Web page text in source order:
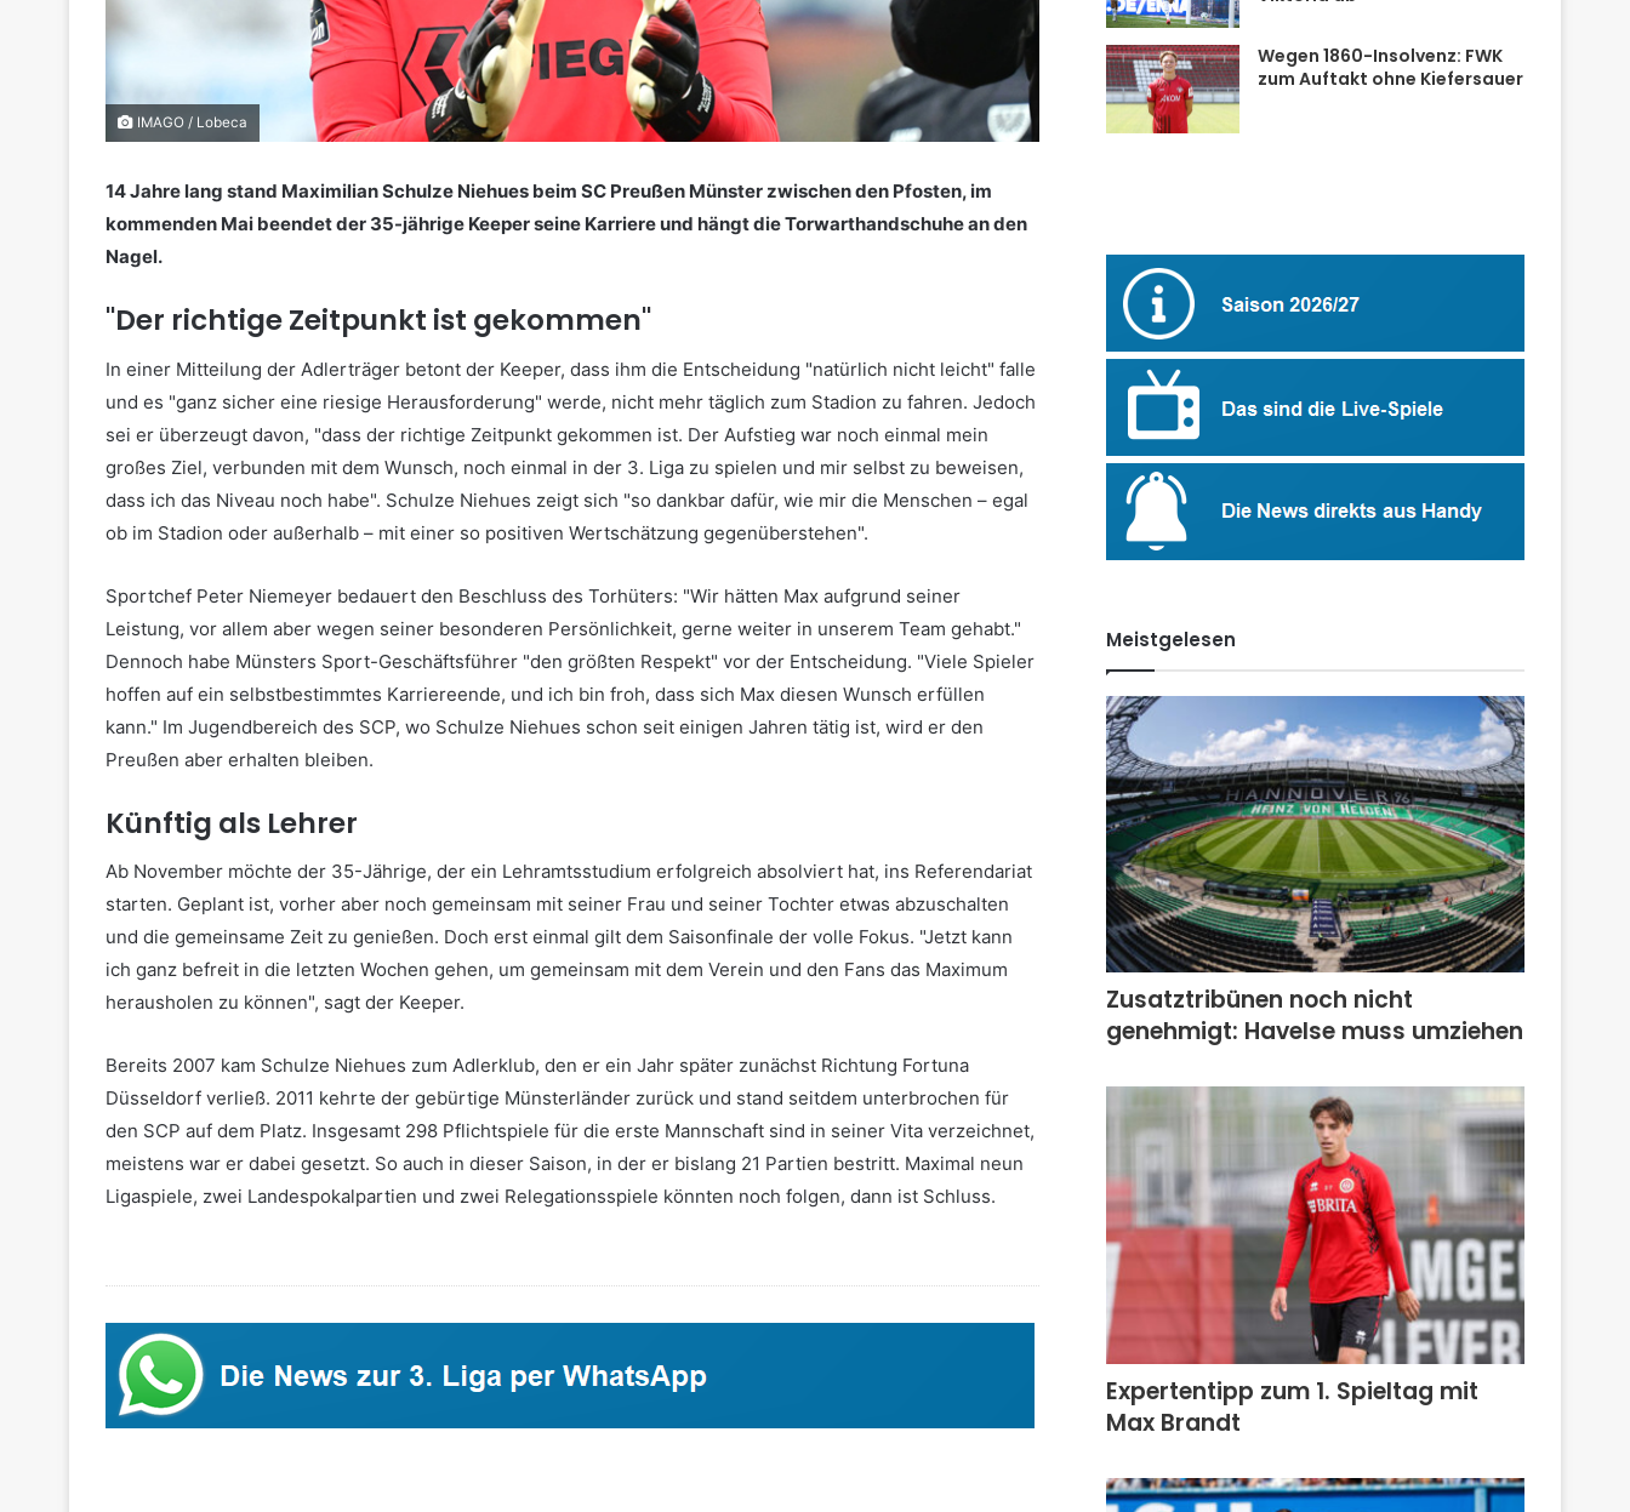
IMAGO / Lobeca
14 Jahre lang stand Maximilian Schulze Niehues beim SC Preußen Münster zwischen den Pfosten, im
kommenden Mai beendet der 35-jährige Keeper seine Karriere und hängt die Torwarthandschuhe an den
Nagel.
"Der richtige Zeitpunkt ist gekommen"
In einer Mitteilung der Adlerträger betont der Keeper, dass ihm die Entscheidung "natürlich nicht leicht" falle
und es "ganz sicher eine riesige Herausforderung" werde, nicht mehr täglich zum Stadion zu fahren. Jedoch
sei er überzeugt davon, "dass der richtige Zeitpunkt gekommen ist. Der Aufstieg war noch einmal mein
großes Ziel, verbunden mit dem Wunsch, noch einmal in der 3. Liga zu spielen und mir selbst zu beweisen,
dass ich das Niveau noch habe". Schulze Niehues zeigt sich "so dankbar dafür, wie mir die Menschen – egal
ob im Stadion oder außerhalb – mit einer so positiven Wertschätzung gegenüberstehen".
Sportchef Peter Niemeyer bedauert den Beschluss des Torhüters: "Wir hätten Max aufgrund seiner
Leistung, vor allem aber wegen seiner besonderen Persönlichkeit, gerne weiter in unserem Team gehabt."
Dennoch habe Münsters Sport-Geschäftsführer "den größten Respekt" vor der Entscheidung. "Viele Spieler
hoffen auf ein selbstbestimmtes Karriereende, und ich bin froh, dass sich Max diesen Wunsch erfüllen
kann." Im Jugendbereich des SCP, wo Schulze Niehues schon seit einigen Jahren tätig ist, wird er den
Preußen aber erhalten bleiben.
Künftig als Lehrer
Ab November möchte der 35-Jährige, der ein Lehramtsstudium erfolgreich absolviert hat, ins Referendariat
starten. Geplant ist, vorher aber noch gemeinsam mit seiner Frau und seiner Tochter etwas abzuschalten
und die gemeinsame Zeit zu genießen. Doch erst einmal gilt dem Saisonfinale der volle Fokus. "Jetzt kann
ich ganz befreit in die letzten Wochen gehen, um gemeinsam mit dem Verein und den Fans das Maximum
herausholen zu können", sagt der Keeper.
Bereits 2007 kam Schulze Niehues zum Adlerklub, den er ein Jahr später zunächst Richtung Fortuna
Düsseldorf verließ. 2011 kehrte der gebürtige Münsterländer zurück und stand seitdem unterbrochen für
den SCP auf dem Platz. Insgesamt 298 Pflichtspiele für die erste Mannschaft sind in seiner Vita verzeichnet,
meistens war er dabei gesetzt. So auch in dieser Saison, in der er bislang 21 Partien bestritt. Maximal neun
Ligaspiele, zwei Landespokalpartien und zwei Relegationsspiele könnten noch folgen, dann ist Schluss.
Wegen 1860-Insolvenz: FWK
zum Auftakt ohne Kiefersauer
Meistgelesen
Zusatztribünen noch nicht
genehmigt: Havelse muss umziehen
Expertentipp zum 1. Spieltag mit
Max Brandt